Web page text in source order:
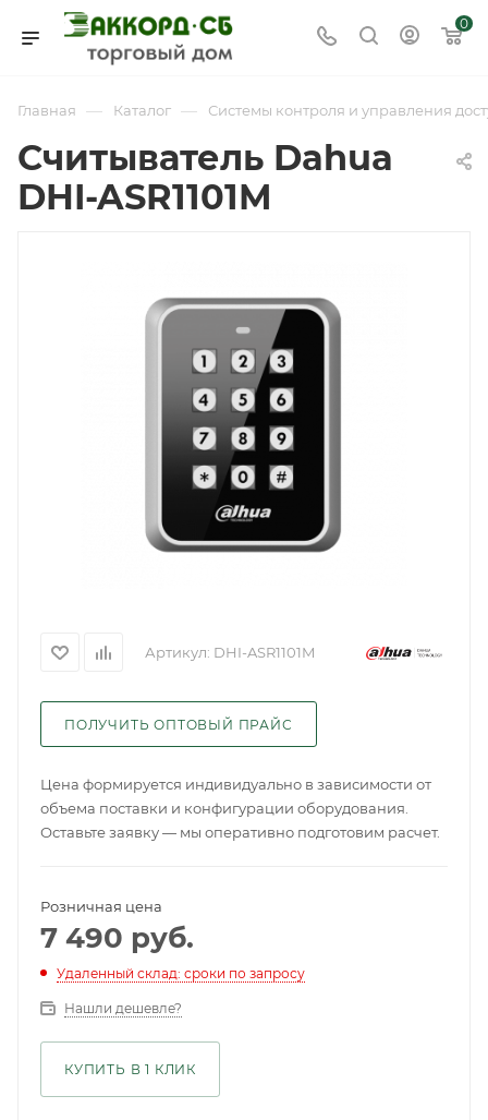
0
Главная — Каталог — Системы контроля и управления
Считыватель Dahua
DHI-ASR1101M
Артикул: DHI-ASR1101M
ПОЛУЧИТЬ ОПТОВЫЙ ПРАЙС
Цена формируется индивидуально в зависимости от
объема поставки и конфигурации оборудования.
Оставьте заявку — мы оперативно подготовим расчет.
Розничная цена
7 490 руб.
Удаленный склад: сроки по запросу
Нашли дешевле?
КУПИТЬ В 1 КЛИК